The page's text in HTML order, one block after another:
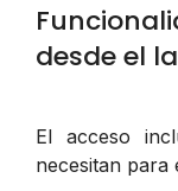
desde el
El acceso
necesitan para